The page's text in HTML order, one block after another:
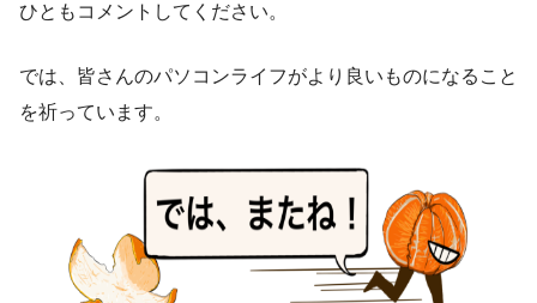
ひともコメントしてください。
では、皆さんのパソコンライフがより良いものになること
を祈っています。